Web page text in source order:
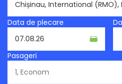
Data de plecare
Pasageri